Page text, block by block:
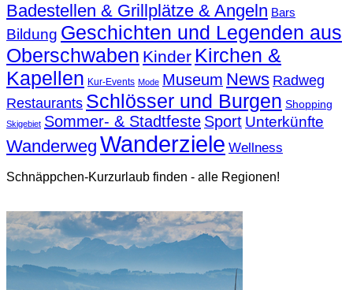
Badestellen & Grillplätze & Angeln Bars
Bildung Geschichten und Legenden aus
Oberschwaben Kinder Kirchen &
Kapellen Kur-Events Mode Museum News Radweg
Restaurants Schlösser und Burgen Shopping
Skigebiet Sommer- & Stadtfeste Sport Unterkünfte
Wanderweg Wanderziele Wellness
Schnäppchen-Kurzurlaub finden - alle Regionen!